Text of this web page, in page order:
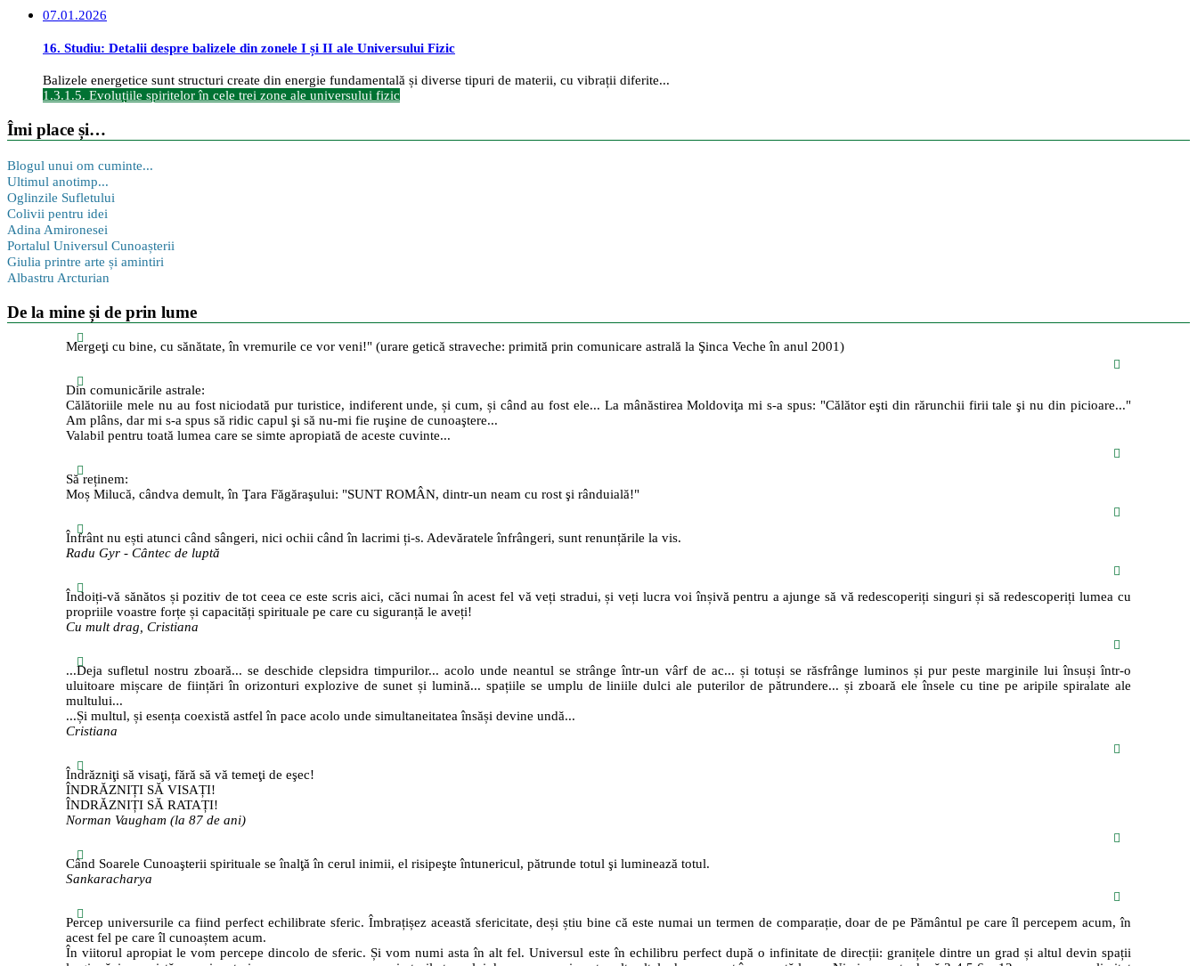
07.01.2026
16. Studiu: Detalii despre balizele din zonele I și II ale Universului Fizic
Balizele energetice sunt structuri create din energie fundamentală și diverse tipuri de materii, cu vibrații diferite...
1.3.1.5. Evoluțiile spiritelor în cele trei zone ale universului fizic
Îmi place și…
Blogul unui om cuminte...
Ultimul anotimp...
Oglinzile Sufletului
Colivii pentru idei
Adina Amironesei
Portalul Universul Cunoașterii
Giulia printre arte și amintiri
Albastru Arcturian
De la mine și de prin lume
Mergeţi cu bine, cu sănătate, în vremurile ce vor veni!" (urare getică straveche: primită prin comunicare astrală la Şinca Veche în anul 2001)
Din comunicările astrale:
Călătoriile mele nu au fost niciodată pur turistice, indiferent unde, și cum, și când au fost ele... La mânăstirea Moldoviţa mi s-a spus: "Călător eşti din rărunchii firii tale şi nu din picioare..."
Am plâns, dar mi s-a spus să ridic capul şi să nu-mi fie ruşine de cunoaştere...
Valabil pentru toată lumea care se simte apropiată de aceste cuvinte...
Să reținem:
Moș Milucă, cândva demult, în Ţara Făgăraşului: "SUNT ROMÂN, dintr-un neam cu rost şi rânduială!"
Înfrânt nu ești atunci când sângeri, nici ochii când în lacrimi ți-s. Adevăratele înfrângeri, sunt renunțările la vis.
Radu Gyr - Cântec de luptă
Îndoiți-vă sănătos și pozitiv de tot ceea ce este scris aici, căci numai în acest fel vă veți stradui, și veți lucra voi înșivă pentru a ajunge să vă redescoperiți singuri și să redescoperiți lumea cu
propriile voastre forțe și capacități spirituale pe care cu siguranță le aveți!
Cu mult drag, Cristiana
...Deja sufletul nostru zboară... se deschide clepsidra timpurilor... acolo unde neantul se strânge într-un vârf de ac... și totuși se răsfrânge luminos și pur peste marginile lui însuși într-o
uluitoare mișcare de ființări în orizonturi explozive de sunet și lumină... spațiile se umplu de liniile dulci ale puterilor de pătrundere... și zboară ele însele cu tine pe aripile spiralate ale
multului...
...Și multul, și esența coexistă astfel în pace acolo unde simultaneitatea însăși devine undă...
Cristiana
Îndrăzniţi să visaţi, fără să vă temeţi de eşec!
ÎNDRĂZNIȚI SĂ VISAȚI!
ÎNDRĂZNIȚI SĂ RATAȚI!
Norman Vaugham (la 87 de ani)
Când Soarele Cunoaşterii spirituale se înalţă în cerul inimii, el risipeşte întunericul, pătrunde totul şi luminează totul.
Sankaracharya
Percep universurile ca fiind perfect echilibrate sferic. Îmbrațișez această sfericitate, deși știu bine că este numai un termen de comparație, doar de pe Pământul pe care îl percepem acum, în
acest fel pe care îl cunoaștem acum.
În viitorul apropiat le vom percepe dincolo de sferic. Și vom numi asta în alt fel. Universul este în echilibru perfect după o infinitate de direcții: granițele dintre un grad și altul devin spații